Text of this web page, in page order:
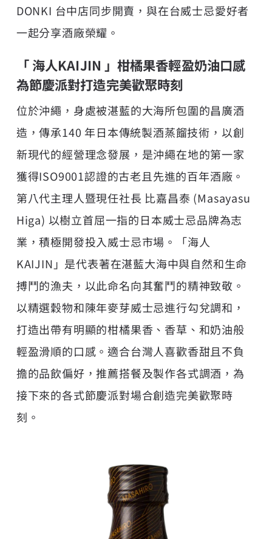
DONKI 台中店同步開賣，與在台威士忌愛好者
一起分享酒廠榮耀。
「 海人KAIJIN 」柑橘果香輕盈奶油口感
為節慶派對打造完美歡聚時刻
位於沖繩，身處被湛藍的大海所包圍的昌廣酒
造，傳承140 年日本傳統製酒蒸餾技術，以創
新現代的經營理念發展，是沖繩在地的第一家
獲得ISO9001認證的古老且先進的百年酒廠。
第八代主理人暨現任社長 比嘉昌泰 (Masayasu
Higa) 以樹立首屈一指的日本威士忌品牌為志
業，積極開發投入威士忌市場。「海人
KAIJIN」是代表著在湛藍大海中與自然和生命
搏鬥的漁夫，以此命名向其奮鬥的精神致敬。
以精選穀物和陳年麥芽威士忌進行勾兌調和，
打造出帶有明顯的柑橘果香、香草、和奶油般
輕盈滑順的口感。適合台灣人喜歡香甜且不負
擔的品飲偏好，推薦搭餐及製作各式調酒，為
接下來的各式節慶派對場合創造完美歡聚時
刻。